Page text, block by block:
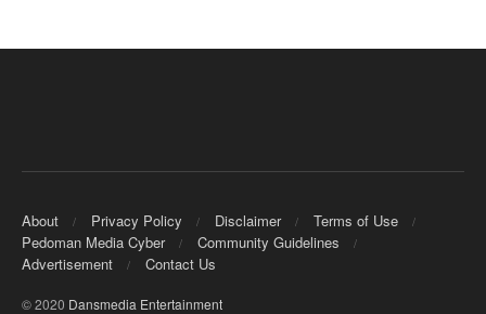
About Privacy Policy Disclaimer
Terms of Use
Pedoman Media Cyber
Community Guidelines
Advertisement
Contact Us
© 2020 Dansmedia Entertainment